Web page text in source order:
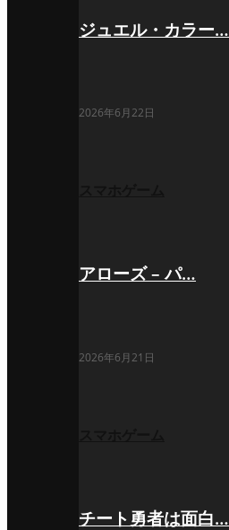
ジュエル・カラー…
2026年6月22日
アローズ – パ…
2026年6月21日
チート勇者は面白…